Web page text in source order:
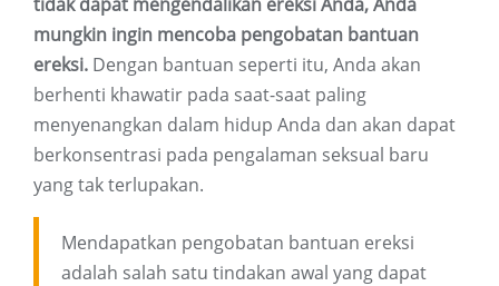
mungkin ingin mencoba pengobatan bantuan
ereksi. Dengan bantuan seperti itu, Anda akan
berhenti khawatir pada saat-saat paling
menyenangkan dalam hidup Anda dan akan dapat
berkonsentrasi pada pengalaman seksual baru
yang tak terlupakan.
Mendapatkan pengobatan bantuan ereksi
adalah salah satu tindakan awal yang dapat